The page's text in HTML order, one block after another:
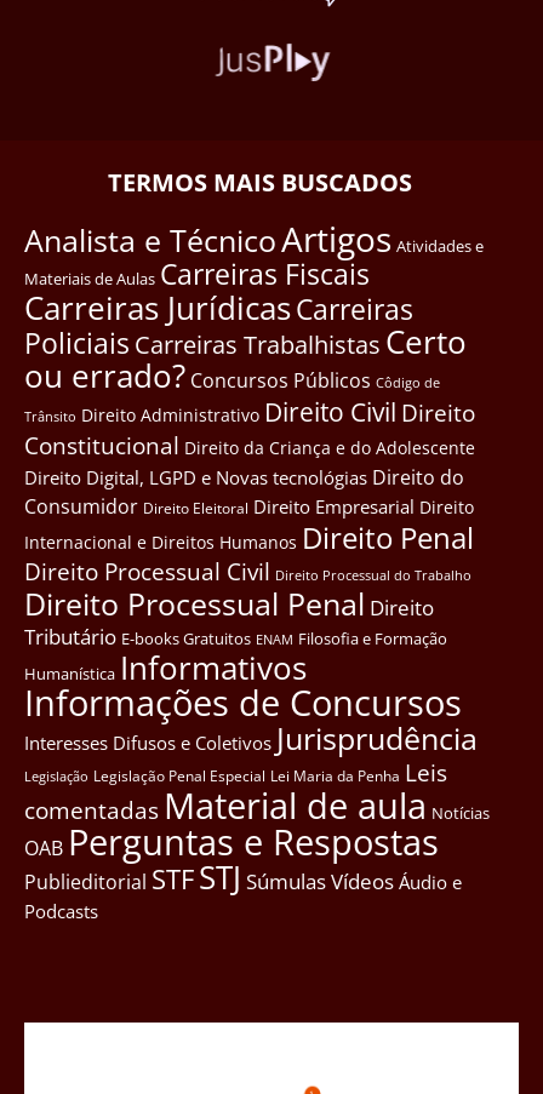
TERMOS MAIS BUSCADOS
Analista e TécnicoArtigos Atividades e
Materiais de Aulas Carreiras Fiscais
Carreiras JurídicasCarreiras
Policiais Carreiras Trabalhistas Certo
ou errado? Concursos Públicos Côdigo de
Trânsito Direito Administrativo Direito Civil Direito
Constitucional Direito da Criança e do Adolescente
Direito Digital, LGPD e Novas tecnológias Direito do
Consumidor Direito Eleitoral Direito Empresarial Direito
Internacional e Direitos Humanos Direito Penal
Direito Processual Civil Direito Processual do Trabalho
Direito Processual Penal Direito
Tributário E-books Gratuitos ENAM Filosofia e Formação
Humanística Informativos
Informações de Concursos
Interesses Difusos e Coletivos Jurisprudência
Legislação Legislação Penal Especial Lei Maria da Penha Leis
comentadas Material de aula Notícias
OAB Perguntas e Respostas
Publieditorial STFSTJ SúmulasVídeos Áudio e
Podcasts